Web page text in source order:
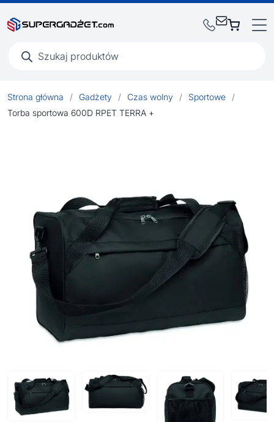
produktów
Strona główna / Gadżety / Czas wolny / Sportowe
/
Torba sportowa 600D RPET TERRA +